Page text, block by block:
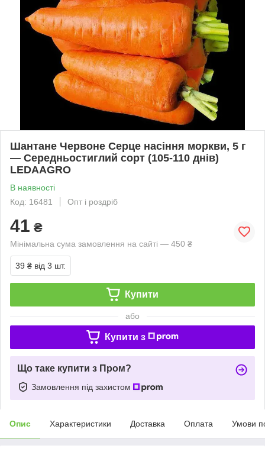
Шантане Червоне Серце насіння моркви, 5 г
— Середньостиглий сорт (105-110 днів)
LEDAAGRO
В наявності
Код: 16481
Опт і роздріб
41 ₴
Мінімальна сума замовлення на сайті — 450 ₴
39 ₴ від 3 шт.
Купити
або
Купити з
Що таке купити з Пром?
Замовлення під захистом
Опис Характеристики Доставка Оплата Умови